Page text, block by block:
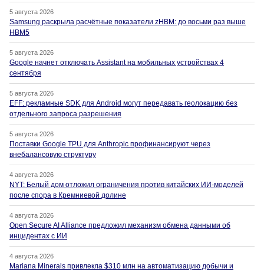
5 августа 2026
Samsung раскрыла расчётные показатели zHBM: до восьми раз выше
HBM5
5 августа 2026
Google начнет отключать Assistant на мобильных устройствах 4
сентября
5 августа 2026
EFF: рекламные SDK для Android могут передавать геолокацию без
отдельного запроса разрешения
5 августа 2026
Поставки Google TPU для Anthropic профинансируют через
внебалансовую структуру
4 августа 2026
NYT: Белый дом отложил ограничения против китайских ИИ-моделей
после спора в Кремниевой долине
4 августа 2026
Open Secure AI Alliance предложил механизм обмена данными об
инцидентах с ИИ
4 августа 2026
Mariana Minerals привлекла $310 млн на автоматизацию добычи и